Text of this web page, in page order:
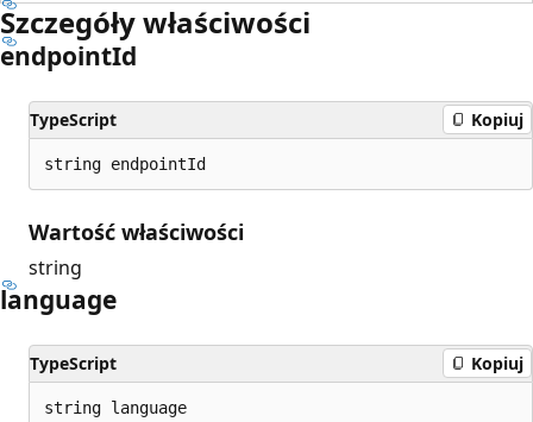
Szczegóły właściwości
endpointId
TypeScript Kopiuj
string endpointId
Wartość właściwości
string
language
TypeScript Kopiuj
string language